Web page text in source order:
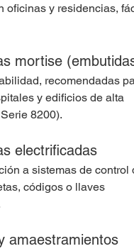
oficinas y residencias,
mortise
recomendadas
y edificios de alta
8200).
electrificadas
a sistemas de control
códigos o llaves
amaestramientos